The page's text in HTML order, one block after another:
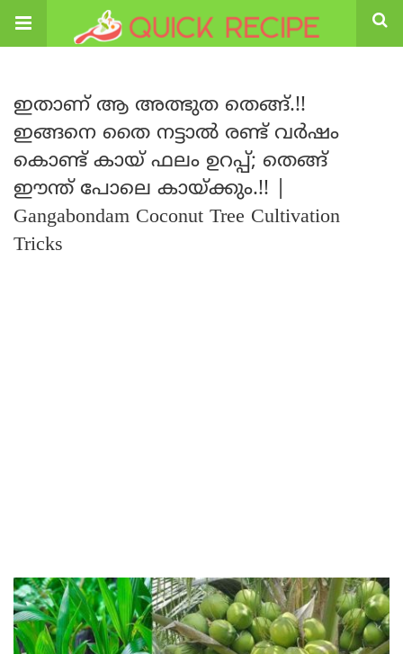
ഇതാണ് ആ അത്ഭുത തെങ്ങ്.!!
ഇങ്ങനെ തൈ നട്ടാൽ രണ്ട് വർഷം
കൊണ്ട് കായ് ഫലം ഉറപ്പ്; തെങ്ങ്
ഈന്ത് പോലെ കായ്ക്കും.!! |
Gangabondam Coconut Tree Cultivation
Tricks